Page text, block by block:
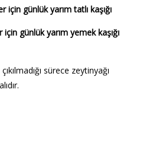
için günlük yarım tatlı kaşığı
günlük yarım yemek kaşığı
sürece zeytinyağı